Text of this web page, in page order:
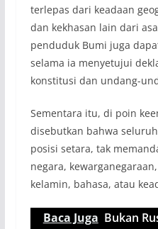
terlepas dari keadaan
dan kekhasan lain dari
penduduk Bumi juga
selama ia menyetujui
konstitusi dan undang-
Sementara itu, di poin
disebutkan bahwa
posisi setara, tak
negara,
kelamin, bahasa, atau
Baca Juga Bukan